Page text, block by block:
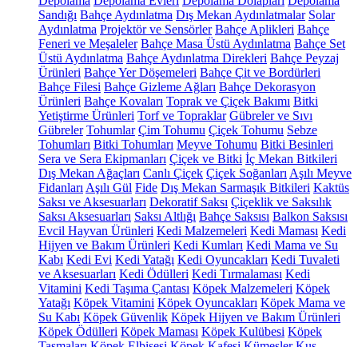
Sandığı Bahçe Aydınlatma Dış Mekan Aydınlatmalar Solar
Aydınlatma Projektör ve Sensörler Bahçe Aplikleri Bahçe
Feneri ve Meşaleler Bahçe Masa Üstü Aydınlatma Bahçe Set
Üstü Aydınlatma Bahçe Aydınlatma Direkleri Bahçe Peyzaj
Ürünleri Bahçe Yer Döşemeleri Bahçe Çit ve Bordürleri
Bahçe Filesi Bahçe Gizleme Ağları Bahçe Dekorasyon
Ürünleri Bahçe Kovaları Toprak ve Çiçek Bakımı Bitki
Yetiştirme Ürünleri Torf ve Topraklar Gübreler ve Sıvı
Gübreler Tohumlar Çim Tohumu Çiçek Tohumu Sebze
Tohumları Bitki Tohumları Meyve Tohumu Bitki Besinleri
Sera ve Sera Ekipmanları Çiçek ve Bitki İç Mekan Bitkileri
Dış Mekan Ağaçları Canlı Çiçek Çiçek Soğanları Aşılı Meyve
Fidanları Aşılı Gül Fide Dış Mekan Sarmaşık Bitkileri Kaktüs
Saksı ve Aksesuarları Dekoratif Saksı Çiçeklik ve Saksılık
Saksı Aksesuarları Saksı Altlığı Bahçe Saksısı Balkon Saksısı
Evcil Hayvan Ürünleri Kedi Malzemeleri Kedi Maması Kedi
Hijyen ve Bakım Ürünleri Kedi Kumları Kedi Mama ve Su
Kabı Kedi Evi Kedi Yatağı Kedi Oyuncakları Kedi Tuvaleti
ve Aksesuarları Kedi Ödülleri Kedi Tırmalaması Kedi
Vitamini Kedi Taşıma Çantası Köpek Malzemeleri Köpek
Yatağı Köpek Vitamini Köpek Oyuncakları Köpek Mama ve
Su Kabı Köpek Güvenlik Köpek Hijyen ve Bakım Ürünleri
Köpek Ödülleri Köpek Maması Köpek Kulübesi Köpek